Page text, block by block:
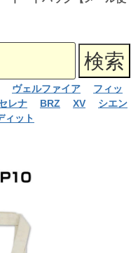
ヴェルファイア
フィッ
レナ BRZ XV
シエン
ィット